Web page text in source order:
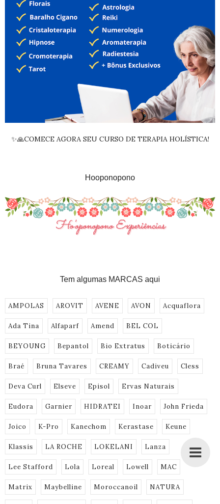
✨🙏COMECE AGORA SEU CURSO DE TERAPIA HOLÍSTICA!
Hooponopono
Tem algumas MARCAS aqui
AMPOLAS AROVIT AVENE AVON Acquaflora
Ada Tina Alfaparf Amend BEL COL
BEYOUNG Bepantol Bio Extratus Boticário
Braé Bruna Tavares CREAMY Cadiveu Cless
Deva Curl Elseve Episol Ervas Naturais
Eudora Garnier HIDRATEI Inoar John Frieda
Joico K-Pro Kanechom Kerastase Keune
Klassis LA ROCHE LOKELANI Lanza
Lee Stafford Lola Loreal Lowell MAC
Matrix Maybelline Moroccanoil NATURA